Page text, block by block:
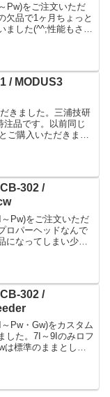
Pw)をご注文いただ
欠品で1ヶ月ちょっと
ました(^^;性能もさる
/ MODUS3
きました。三浦技研
注品です。以前同じ
ご購入いただきまし
302 /
Pw)をご注文いただ
ロパーヘッドなんで
になってしまい少々
302 /
Pw・Gw)をカスタム
した。7I～9Iのみロフ
は標準のままとした